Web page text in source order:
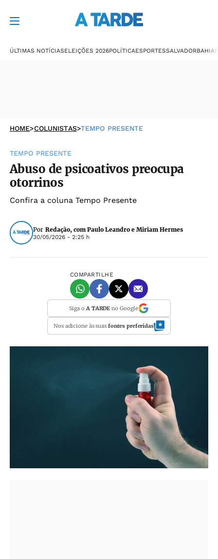
ÚLTIMAS NOTÍCIASELEIÇÕES 2026POLÍTICAESPORTESSALVADORBAHIA
HOME>COLUNISTAS>TEMPO PRESENTE
TEMPO PRESENTE
Abuso de psicoativos preocupa
otorrinos
Confira a coluna Tempo Presente
Por Redação, com Paulo Leandro e Miriam Hermes
30/05/2026 - 2:25 h
COMPARTILHE
Siga oA TARDE no Google
Nos adicione às suas fontes preferidas
Foto: Hospital Santa Mônica